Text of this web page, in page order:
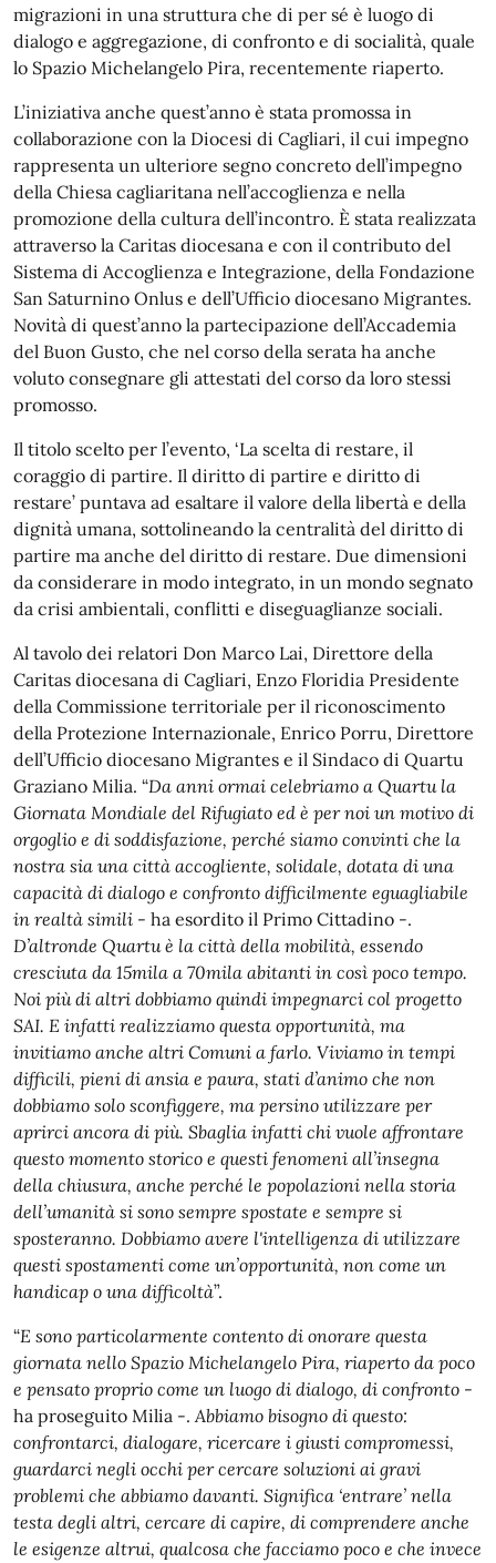
migrazioni in una struttura che di per sé è luogo di
dialogo e aggregazione, di confronto e di socialità, quale
lo Spazio Michelangelo Pira, recentemente riaperto.
L’iniziativa anche quest’anno è stata promossa in
collaborazione con la Diocesi di Cagliari, il cui impegno
rappresenta un ulteriore segno concreto dell’impegno
della Chiesa cagliaritana nell’accoglienza e nella
promozione della cultura dell’incontro. È stata realizzata
attraverso la Caritas diocesana e con il contributo del
Sistema di Accoglienza e Integrazione, della Fondazione
San Saturnino Onlus e dell’Ufficio diocesano Migrantes.
Novità di quest’anno la partecipazione dell’Accademia
del Buon Gusto, che nel corso della serata ha anche
voluto consegnare gli attestati del corso da loro stessi
promosso.
Il titolo scelto per l’evento, ‘La scelta di restare, il
coraggio di partire. Il diritto di partire e diritto di
restare’ puntava ad esaltare il valore della libertà e della
dignità umana, sottolineando la centralità del diritto di
partire ma anche del diritto di restare. Due dimensioni
da considerare in modo integrato, in un mondo segnato
da crisi ambientali, conflitti e diseguaglianze sociali.
Al tavolo dei relatori Don Marco Lai, Direttore della
Caritas diocesana di Cagliari, Enzo Floridia Presidente
della Commissione territoriale per il riconoscimento
della Protezione Internazionale, Enrico Porru, Direttore
dell’Ufficio diocesano Migrantes e il Sindaco di Quartu
Graziano Milia. “Da anni ormai celebriamo a Quartu la
Giornata Mondiale del Rifugiato ed è per noi un motivo di
orgoglio e di soddisfazione, perché siamo convinti che la
nostra sia una città accogliente, solidale, dotata di una
capacità di dialogo e confronto difficilmente eguagliabile
in realtà simili - ha esordito il Primo Cittadino -.
D’altronde Quartu è la città della mobilità, essendo
cresciuta da 15mila a 70mila abitanti in così poco tempo.
Noi più di altri dobbiamo quindi impegnarci col progetto
SAI. E infatti realizziamo questa opportunità, ma
invitiamo anche altri Comuni a farlo. Viviamo in tempi
difficili, pieni di ansia e paura, stati d’animo che non
dobbiamo solo sconfiggere, ma persino utilizzare per
aprirci ancora di più. Sbaglia infatti chi vuole affrontare
questo momento storico e questi fenomeni all’insegna
della chiusura, anche perché le popolazioni nella storia
dell’umanità si sono sempre spostate e sempre si
sposteranno. Dobbiamo avere l'intelligenza di utilizzare
questi spostamenti come un’opportunità, non come un
handicap o una difficoltà”.
“E sono particolarmente contento di onorare questa
giornata nello Spazio Michelangelo Pira, riaperto da poco
e pensato proprio come un luogo di dialogo, di confronto -
ha proseguito Milia -.Abbiamo bisogno di questo:
confrontarci, dialogare, ricercare i giusti compromessi,
guardarci negli occhi per cercare soluzioni ai gravi
problemi che abbiamo davanti. Significa ‘entrare’ nella
testa degli altri, cercare di capire, di comprendere anche
le esigenze altrui, qualcosa che facciamo poco e che invece